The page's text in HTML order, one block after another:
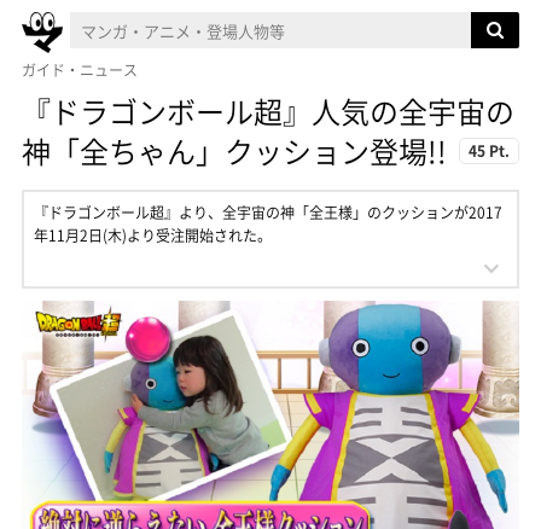
ガイド・ニュース
『ドラゴンボール超』人気の全宇宙の
神「全ちゃん」クッション登場!!
45 Pt.
『ドラゴンボール超』より、全宇宙の神「全王様」のクッションが2017
年11月2日(木)より受注開始された。